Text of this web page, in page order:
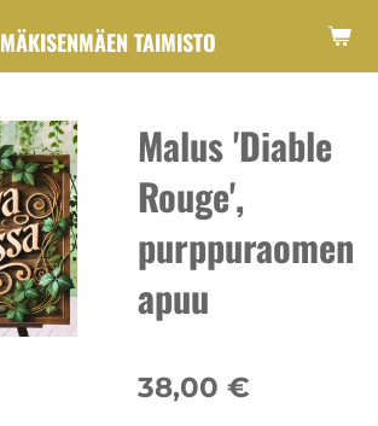
MÄKISENMÄEN TAIMISTO
Malus 'Diable
Rouge',
purppuraomen
apuu
38,00 €